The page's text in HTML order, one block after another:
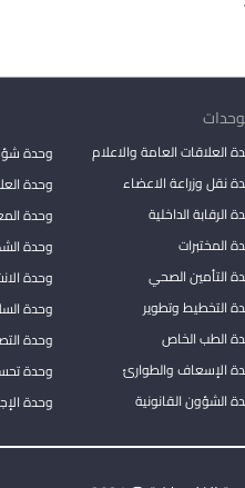
العلاقات العامة والاعلام
نقل وزراعة الاعضاء
الرقابة الداخلية
المختبرات
التأمين الصحي
التخطيط وتطوير
الطب الخاص
الإسعاف والطوارئ
الشؤون القانونية
وحدة
وحدة
وحدة
وحدة
وحدة
وحدة
وحدة
وحدة
وحدة